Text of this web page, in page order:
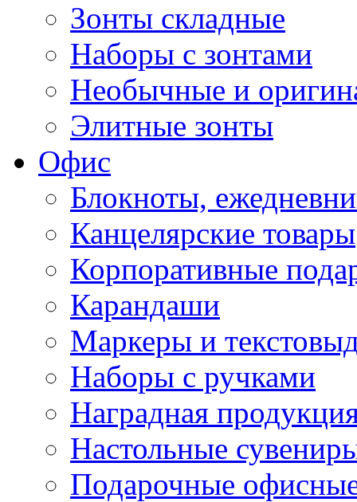
Зонты складные
Наборы с зонтами
Необычные и
Элитные зонты
Офис
Блокноты,
Канцелярские товары
Корпоративные
Карандаши
Маркеры и
Наборы с ручками
Наградная
Настольные
Подарочные